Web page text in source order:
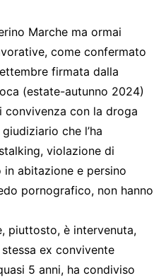
Marche ma ormai
come confermato
firmata dalla
(estate-autunno 2024)
con la droga
che l’ha
violazione di
abitazione e persino
pornografico, non hanno
piuttosto, è intervenuta,
ex convivente
5 anni, ha condiviso